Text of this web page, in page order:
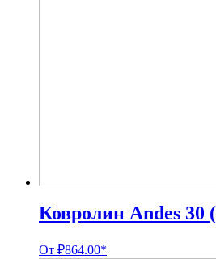
Ковролин Andes 30
От ₽864.00*